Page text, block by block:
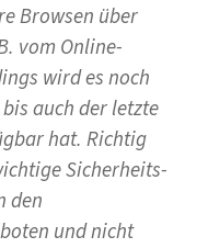
Browsen über
vom Online-
wird es noch
auch der letzte
hat. Richtig
Sicherheits-
den
und nicht